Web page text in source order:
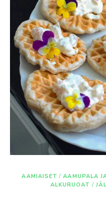
AAMIAISET / AAMUPALA
ALKURUOAT /